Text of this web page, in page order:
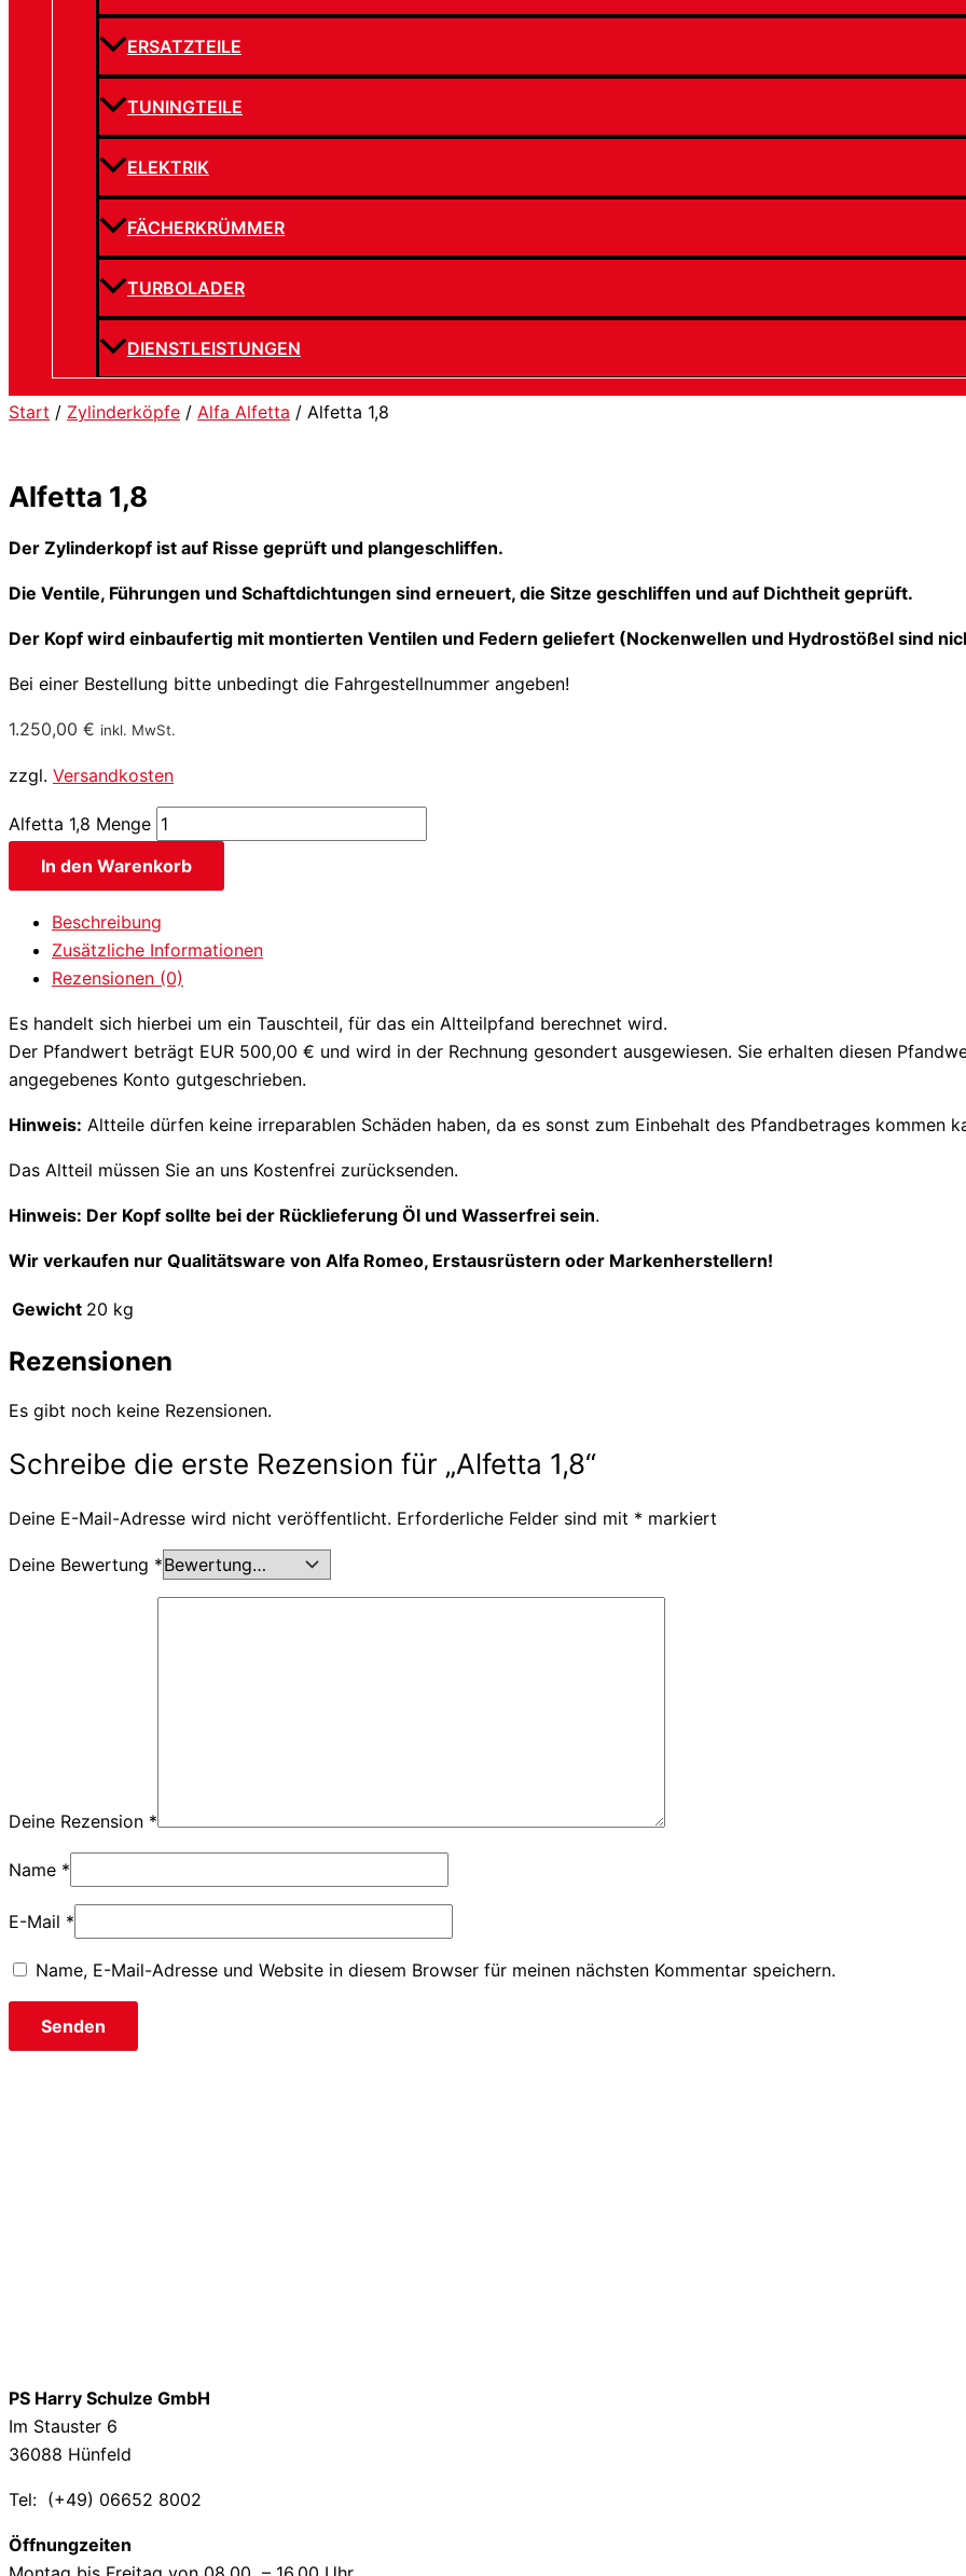
ERSATZTEILE
TUNINGTEILE
ELEKTRIK
FÄCHERKRÜMMER
TURBOLADER
DIENSTLEISTUNGEN
Start / Zylinderköpfe / Alfa Alfetta / Alfetta 1,8
Alfetta 1,8
Der Zylinderkopf ist auf Risse geprüft und plangeschliffen.
Die Ventile, Führungen und Schaftdichtungen sind erneuert, die Sitze geschliffen und auf Dichtheit geprüft.
Der Kopf wird einbaufertig mit montierten Ventilen und Federn geliefert (Nockenwellen und Hydrostößel sind
Bei einer Bestellung bitte unbedingt die Fahrgestellnummer angeben!
1.250,00 € inkl. MwSt.
zzgl. Versandkosten
Alfetta 1,8 Menge
In den Warenkorb
Beschreibung
Zusätzliche Informationen
Rezensionen (0)
Es handelt sich hierbei um ein Tauschteil, für das ein Altteilpfand berechnet wird.
Der Pfandwert beträgt EUR 500,00 € und wird in der Rechnung gesondert ausgewiesen. Sie erhalten diesen
angegebenes Konto gutgeschrieben.
Hinweis: Altteile dürfen keine irreparablen Schäden haben, da es sonst zum Einbehalt des Pfandbetrages kommen
Das Altteil müssen Sie an uns Kostenfrei zurücksenden.
Hinweis: Der Kopf sollte bei der Rücklieferung Öl und Wasserfrei sein.
Wir verkaufen nur Qualitätsware von Alfa Romeo, Erstausrüstern oder Markenherstellern!
Gewicht 20 kg
Rezensionen
Es gibt noch keine Rezensionen.
Schreibe die erste Rezension für „Alfetta 1,8“
Deine E-Mail-Adresse wird nicht veröffentlicht. Erforderliche Felder sind mit * markiert
Deine Bewertung *
Deine Rezension *
Name *
E-Mail *
Name, E-Mail-Adresse und Website in diesem Browser für meinen nächsten Kommentar speichern.
PS Harry Schulze GmbH
Im Stauster 6
36088 Hünfeld
Tel: (+49) 06652 8002
Öffnungzeiten